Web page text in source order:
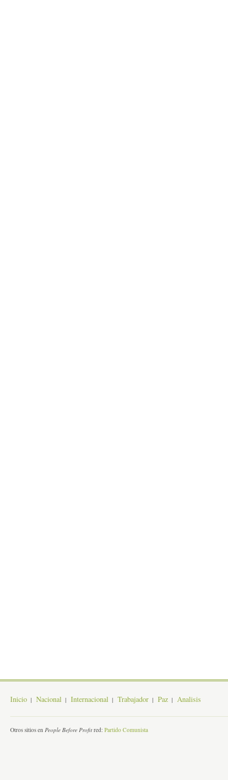
Inicio Nacional Internacional Trabajador Paz Analisis
Otros sitios en People Before Profit red: Partido Comunista